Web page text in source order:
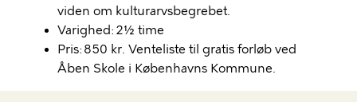
viden om kulturarvsbegrebet.
Varighed: 2½ time
Pris: 850 kr. Venteliste til gratis forløb ved
Åben Skole i Københavns Kommune.